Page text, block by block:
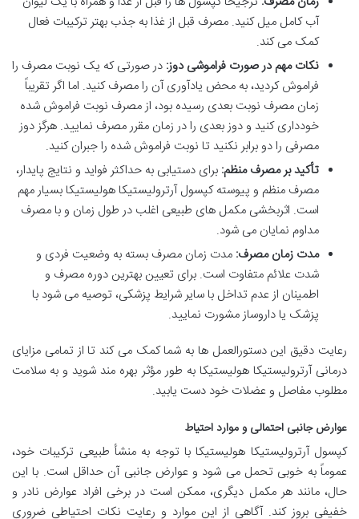
آب کامل میل کنید. مصرف قبل از غذا به جذب بهتر ترکیبات فعال
کمک می کند.
نکات مهم در صورت فراموشی دوز: در صورتی که یک نوبت مصرف را
فراموش کردید، به محض یادآوری آن را مصرف کنید. اما اگر تقریباً
زمان مصرف نوبت بعدی رسیده بود، از مصرف نوبت فراموش شده
خودداری کنید و دوز بعدی را در زمان مقرر مصرف نمایید. هرگز دوز
مصرفی را دو برابر نکنید تا نوبت فراموش شده را جبران کنید.
تأکید بر مصرف منظم: برای دستیابی به حداکثر فواید و نتایج پایدار،
مصرف منظم و پیوسته کپسول آرترولیستیکا هولیستیکا بسیار مهم
است. اثربخشی مکمل های طبیعی اغلب در طول زمان و با مصرف
مداوم نمایان می شود.
مدت زمان مصرف: مدت زمان مصرف بسته به وضعیت فردی و
شدت علائم متفاوت است. برای تعیین بهترین دوره مصرف و
اطمینان از عدم تداخل با سایر شرایط پزشکی، توصیه می شود با
پزشک یا داروساز مشورت نمایید.
رعایت دقیق این دستورالعمل ها به شما کمک می کند تا از تمامی مزایای
درمانی آرترولیستیکا هولیستیکا به طور مؤثر بهره مند شوید و به سلامت
مطلوب مفاصل و عضلات خود دست یابید.
عوارض جانبی احتمالی و موارد احتیاط
کپسول آرترولیستیکا هولیستیکا با توجه به منشأ طبیعی ترکیبات خود،
عموماً به خوبی تحمل می شود و عوارض جانبی آن حداقل است. با این
حال، مانند هر مکمل دیگری، ممکن است در برخی افراد عوارض نادر و
خفیفی بروز کند. آگاهی از این موارد و رعایت نکات احتیاطی ضروری